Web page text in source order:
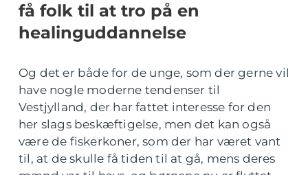
få folk til at tro på en
healinguddannelse
Og det er både for de unge, som der gerne vil
have nogle moderne tendenser til
Vestjylland, der har fattet interesse for den
her slags beskæftigelse, men det kan også
være de fiskerkoner, som der har været vant
til, at de skulle få tiden til at gå, mens deres